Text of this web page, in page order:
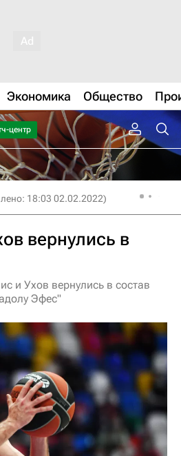
Экономика Общество
центр
18:03 02.02.2022)
вернулись в
и Ухов вернулись в состав
Эфес"